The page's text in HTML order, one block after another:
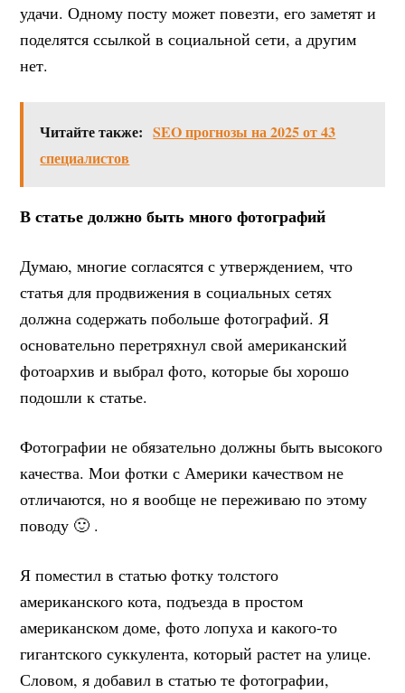
удачи. Одному посту может повезти, его заметят и
поделятся ссылкой в социальной сети, а другим
нет.
Читайте также: SEO прогнозы на 2025 от 43
специалистов
В статье должно быть много фотографий
Думаю, многие согласятся с утверждением, что
статья для продвижения в социальных сетях
должна содержать побольше фотографий. Я
основательно перетряхнул свой американский
фотоархив и выбрал фото, которые бы хорошо
подошли к статье.
Фотографии не обязательно должны быть высокого
качества. Мои фотки с Америки качеством не
отличаются, но я вообще не переживаю по этому
поводу 🙂 .
Я поместил в статью фотку толстого
американского кота, подъезда в простом
американском доме, фото лопуха и какого-то
гигантского суккулента, который растет на улице.
Словом, я добавил в статью те фотографии,